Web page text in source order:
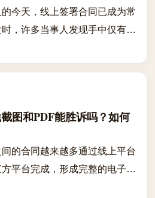
今天，线上签署合同已成为常
，许多当事人发现手中仅有一
天截图，而对方却以“非本人签
”为由拒绝履行义务...
图和PDF能胜诉吗？如何
的合同越来越多通过线上平台
平台完成，形成完整的电子化
，当事人往往只剩下一纸PDF